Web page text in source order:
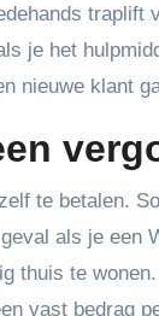
je het
nieuwe klant
te betalen.
als je een
thuis te
vast bedrag